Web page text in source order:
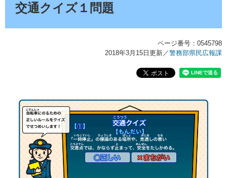
交通クイズ１問題
ページ番号：0545798
2018年3月15日更新 ／警務部県民広報課